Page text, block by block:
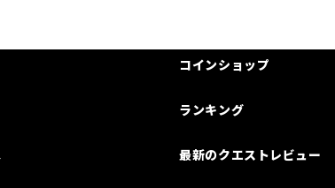
コインショップ
ランキング
最新のクエストレビュー